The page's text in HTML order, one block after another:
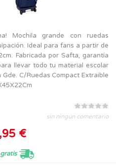
Mochila grande con ruedas
Ideal para fans a partir de
Fabricada por Safta, garantía
llevar todo tu material escolar
C/Ruedas Compact Extraible
sin ningún comentario
€
gratis